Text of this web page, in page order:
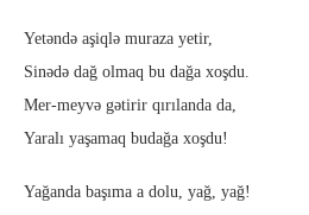
Yetəndə aşiqlə muraza yetir,
Sinədə dağ olmaq bu dağa xoşdu.
Mer-meyvə gətirir qırılanda da,
Yaralı yaşamaq budağa xoşdu!
Yağanda başıma a dolu, yağ, yağ!